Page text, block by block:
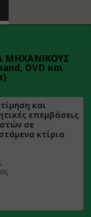
ΜΗΧΑΝΙΚΟΥΣ
DVD και
και
επεμβάσεις
σε
κτίρια